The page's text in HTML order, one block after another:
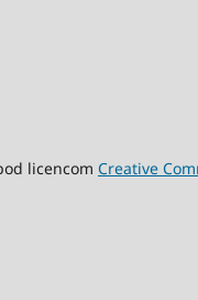
licencom Creative